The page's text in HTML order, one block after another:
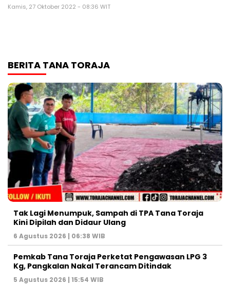
Kamis, 27 Oktober 2022 - 08:36 WIT
BERITA TANA TORAJA
Tak Lagi Menumpuk, Sampah di TPA Tana Toraja
Kini Dipilah dan Didaur Ulang
6 Agustus 2026 | 06:38 WIB
Pemkab Tana Toraja Perketat Pengawasan LPG 3
Kg, Pangkalan Nakal Terancam Ditindak
5 Agustus 2026 | 15:54 WIB